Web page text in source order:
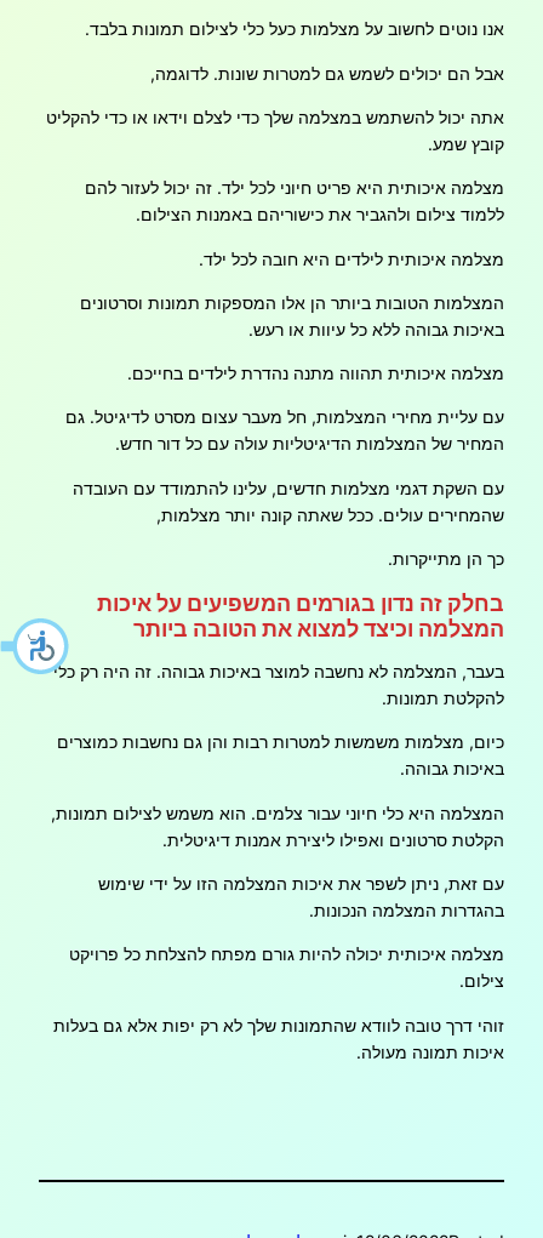
אנו נוטים לחשוב על מצלמות כעל כלי לצילום תמונות בלבד.
אבל הם יכולים לשמש גם למטרות שונות. לדוגמה,
אתה יכול להשתמש במצלמה שלך כדי לצלם וידאו או כדי להקליט
קובץ שמע.
מצלמה איכותית היא פריט חיוני לכל ילד. זה יכול לעזור להם
ללמוד צילום ולהגביר את כישוריהם באמנות הצילום.
מצלמה איכותית לילדים היא חובה לכל ילד.
המצלמות הטובות ביותר הן אלו המספקות תמונות וסרטונים
באיכות גבוהה ללא כל עיוות או רעש.
מצלמה איכותית תהווה מתנה נהדרת לילדים בחייכם.
עם עליית מחירי המצלמות, חל מעבר עצום מסרט לדיגיטל. גם
המחיר של המצלמות הדיגיטליות עולה עם כל דור חדש.
עם השקת דגמי מצלמות חדשים, עלינו להתמודד עם העובדה
שהמחירים עולים. ככל שאתה קונה יותר מצלמות,
כך הן מתייקרות.
בחלק זה נדון בגורמים המשפיעים על איכות
המצלמה וכיצד למצוא את הטובה ביותר
בעבר, המצלמה לא נחשבה למוצר באיכות גבוהה. זה היה רק כלי
להקלטת תמונות.
כיום, מצלמות משמשות למטרות רבות והן גם נחשבות כמוצרים
באיכות גבוהה.
המצלמה היא כלי חיוני עבור צלמים. הוא משמש לצילום תמונות,
הקלטת סרטונים ואפילו ליצירת אמנות דיגיטלית.
עם זאת, ניתן לשפר את איכות המצלמה הזו על ידי שימוש
בהגדרות המצלמה הנכונות.
מצלמה איכותית יכולה להיות גורם מפתח להצלחת כל פרויקט
צילום.
זוהי דרך טובה לוודא שהתמונות שלך לא רק יפות אלא גם בעלות
איכות תמונה מעולה.